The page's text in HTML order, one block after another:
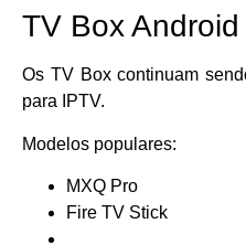
TV Box Android
Os TV Box continuam
para IPTV.
Modelos populares:
MXQ Pro
Fire TV Stick